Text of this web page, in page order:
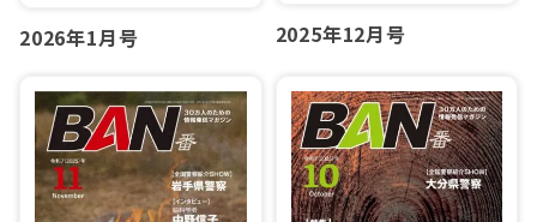
2026年1月号 2025年12月号